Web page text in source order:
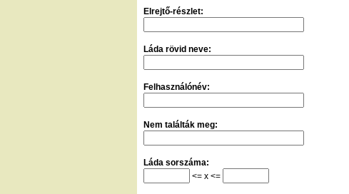
Elrejtő-részlet:
Láda rövid neve:
Felhasználónév:
Nem találták meg:
Láda sorszáma:
<= x <=